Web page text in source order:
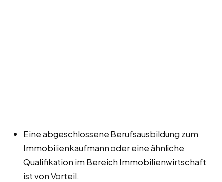
Eine abgeschlossene Berufsausbildung zum
Immobilienkaufmann oder eine ähnliche
Qualifikation im Bereich Immobilienwirtschaft
ist von Vorteil.